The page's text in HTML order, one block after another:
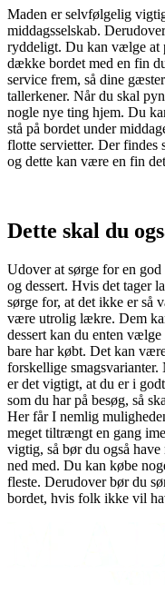
Maden er selvfølgelig
middagsselskab.
ryddeligt. Du kan vælge at
dække bordet med en fin
service frem, så dine
tallerkener. Når du skal
nogle nye ting hjem. Du
stå på bordet under
flotte servietter. Der findes
og dette kan være en fin
Dette skal du
Udover at sørge for en
og dessert. Hvis det tager
sørge for, at det ikke er så
være utrolig lækre. Dem
dessert kan du enten
bare har købt. Det kan
forskellige
er det vigtigt, at du er i
som du har på besøg, så
Her får I nemlig
meget tiltrængt en gang
vigtig, så bør du også
ned med. Du kan købe
fleste. Derudover bør du
bordet, hvis folk ikke vil